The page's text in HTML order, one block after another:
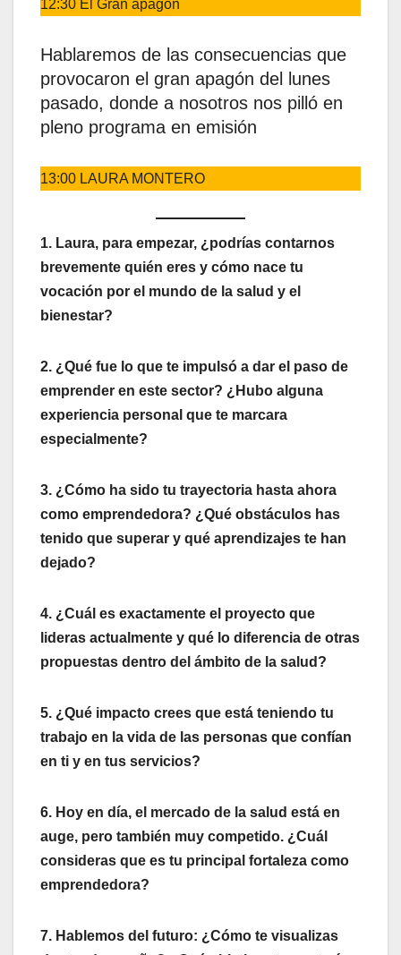
12:30 El Gran apagón
Hablaremos de las consecuencias que
provocaron el gran apagón del lunes
pasado, donde a nosotros nos pilló en
pleno programa en emisión
13:00 LAURA MONTERO
1. Laura, para empezar, ¿podrías contarnos
brevemente quién eres y cómo nace tu
vocación por el mundo de la salud y el
bienestar?
2. ¿Qué fue lo que te impulsó a dar el paso de
emprender en este sector? ¿Hubo alguna
experiencia personal que te marcara
especialmente?
3. ¿Cómo ha sido tu trayectoria hasta ahora
como emprendedora? ¿Qué obstáculos has
tenido que superar y qué aprendizajes te han
dejado?
4. ¿Cuál es exactamente el proyecto que
lideras actualmente y qué lo diferencia de otras
propuestas dentro del ámbito de la salud?
5. ¿Qué impacto crees que está teniendo tu
trabajo en la vida de las personas que confían
en ti y en tus servicios?
6. Hoy en día, el mercado de la salud está en
auge, pero también muy competido. ¿Cuál
consideras que es tu principal fortaleza como
emprendedora?
7. Hablemos del futuro: ¿Cómo te visualizas